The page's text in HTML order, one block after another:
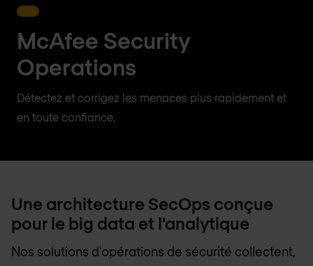
McAfee Security
Operations
Détectez et corrigez les menaces plus rapidement et
en toute confiance.
Une architecture SecOps conçue
pour le big data et l'analytique
Nos solutions d'opérations de sécurité collectent,